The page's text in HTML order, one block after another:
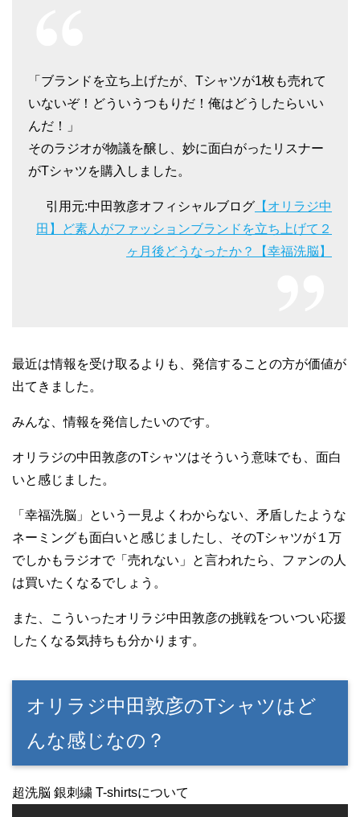
「ブランドを立ち上げたが、Tシャツが1枚も売れて
いないぞ！どういうつもりだ！俺はどうしたらいい
んだ！」
そのラジオが物議を醸し、妙に面白がったリスナー
がTシャツを購入しました。
引用元:中田敦彦オフィシャルブログ 【オリラジ中
田】ど素人がファッションブランドを立ち上げて２
ヶ月後どうなったか？【幸福洗脳】
最近は情報を受け取るよりも、発信することの方が価値が
出てきました。
みんな、情報を発信したいのです。
オリラジの中田敦彦のTシャツはそういう意味でも、面白
いと感じました。
「幸福洗脳」という一見よくわからない、矛盾したような
ネーミングも面白いと感じましたし、そのTシャツが１万
でしかもラジオで「売れない」と言われたら、ファンの人
は買いたくなるでしょう。
また、こういったオリラジ中田敦彦の挑戦をついつい応援
したくなる気持ちも分かります。
オリラジ中田敦彦のTシャツはど
んな感じなの？
超洗脳 銀刺繍 T-shirtsについて